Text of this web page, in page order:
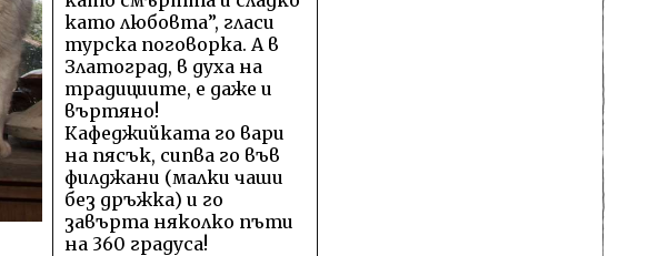
като любовта”, гласи
турска поговорка. А в
Златоград, в духа на
традициите, е даже и
въртяно!
Кафеджийката го вари
на пясък, сипва го във
филджани (малки чаши
без дръжка) и го
завърта няколко пъти
на 360 градуса!